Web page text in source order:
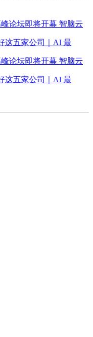
论坛即将开幕 智脑云
这五家公司｜AI 最
论坛即将开幕 智脑云
这五家公司｜AI 最